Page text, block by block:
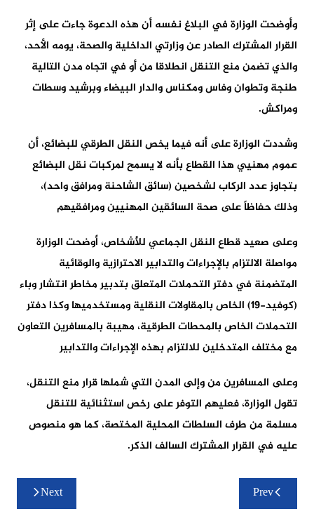
وأوضحت الوزارة في البلاغ نفسه أن هذه الدعوة جاءت على إثر
القرار المشترك الصادر عن وزارتي الداخلية والصحة، يومه الأحد،
والذي تضمن منع التنقل انطلاقا من أو في اتجاه مدن التالية
طنجة وتطوان وفاس ومكناس والدار البيضاء وبرشيد وسطات
ومراكش.
وشددت الوزارة على أنه فيما يخص النقل الطرقي للبضائع، أن
عموم مهنيي هذا القطاع بأنه لا يسمح لمركبات نقل البضائع
بتجاوز عدد الركاب لشخصين (سائق الشاحنة ومرافق واحد)،
وذلك حفاظاً على صحة السائقين المهنيين ومرافقيهم
وعلى صعيد قطاع النقل الجماعي للأشخاص، أوضحت الوزارة
مواصلة الالتزام بالإجراءات والتدابير الاحترازية والوقائية
المتضمنة في دفتر التحملات المتعلق بتدبير مخاطر انتشار وباء
(كوفيد-19) الخاص بالمقاولات النقلية ومستخدميها وكذا دفتر
التحملات الخاص بالمحطات الطرقية، مهيبة بالمسافرين التعاون
مع مختلف المتدخلين للالتزام بهذه الإجراءات والتدابير
وعلى المسافرين من وإلى المدن التي شملها قرار منع التنقل،
تقول الوزارة، فعليهم التوفر على رخص استثنائية للتنقل
مسلمة من طرف السلطات المحلية المختصة، كما هو منصوص
عليه في القرار المشترك السالف الذكر.
تصفّح
المقالاتPrev
Next